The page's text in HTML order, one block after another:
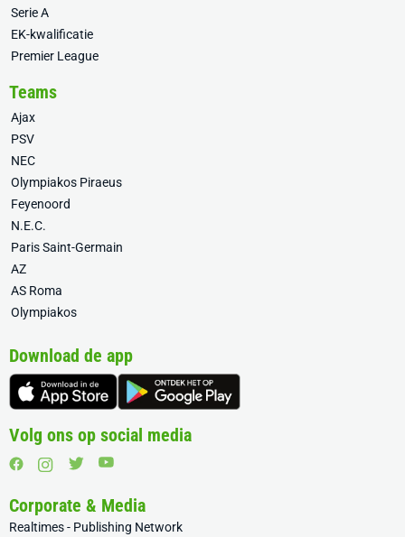
Serie A
EK-kwalificatie
Premier League
Teams
Ajax
PSV
NEC
Olympiakos Piraeus
Feyenoord
N.E.C.
Paris Saint-Germain
AZ
AS Roma
Olympiakos
Download de app
Volg ons op social media
Corporate & Media
Realtimes - Publishing Network